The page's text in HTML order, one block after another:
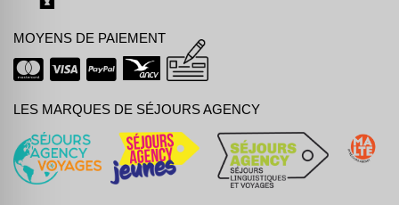
MOYENS DE PAIEMENT
LES MARQUES DE SÉJOURS AGENCY